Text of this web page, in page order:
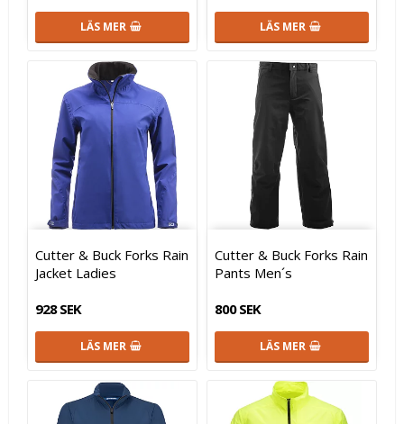
LÄS MER LÄS MER
Cutter & Buck Forks Rain
Jacket Ladies
928 SEK
LÄS MER
Cutter & Buck Forks Rain
Pants Men´s
800 SEK
LÄS MER